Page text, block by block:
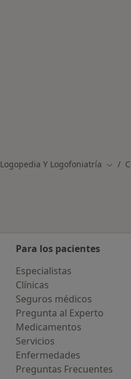
Logopedia Y Logofoniatría
Para los pacientes
Especialistas
Clínicas
Seguros médicos
Pregunta al Experto
Medicamentos
Servicios
Enfermedades
Preguntas Frecuentes